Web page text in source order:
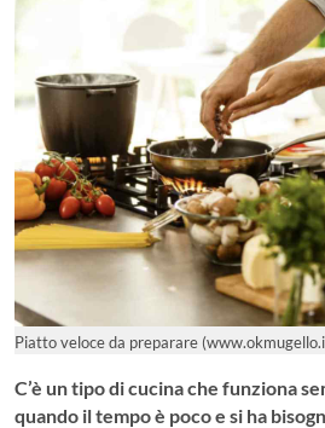
Piatto veloce da preparare
C’è un tipo di cucina che funziona
quando il tempo è poco e si ha